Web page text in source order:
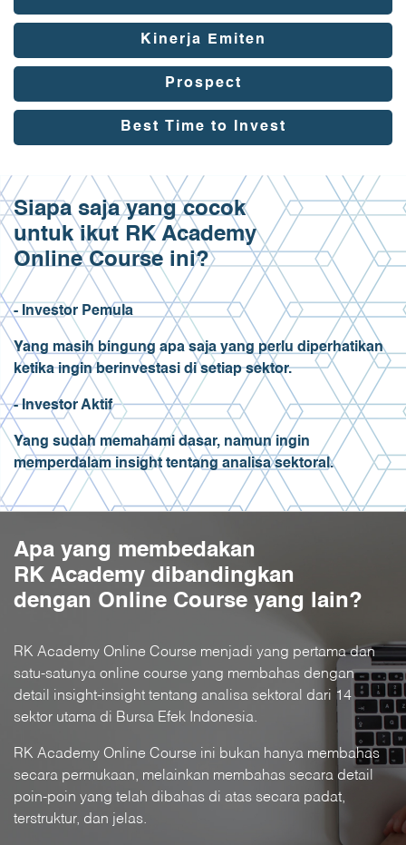
Kinerja Emiten
Prospect
Best Time to Invest
Siapa saja yang cocok
untuk ikut RK Academy
Online Course ini?
- Investor Pemula
Yang masih bingung apa saja yang perlu diperhatikan
ketika ingin berinvestasi di setiap sektor.
- Investor Aktif
Yang sudah memahami dasar, namun ingin
memperdalam insight tentang analisa sektoral.
Apa yang membedakan
RK Academy dibandingkan
dengan Online Course yang lain?
RK Academy Online Course menjadi yang pertama dan
satu-satunya online course yang membahas dengan
detail insight-insight tentang analisa sektoral dari 14
sektor utama di Bursa Efek Indonesia.
RK Academy Online Course ini bukan hanya membahas
secara permukaan, melainkan membahas secara detail
poin-poin yang telah dibahas di atas secara padat,
terstruktur, dan jelas.